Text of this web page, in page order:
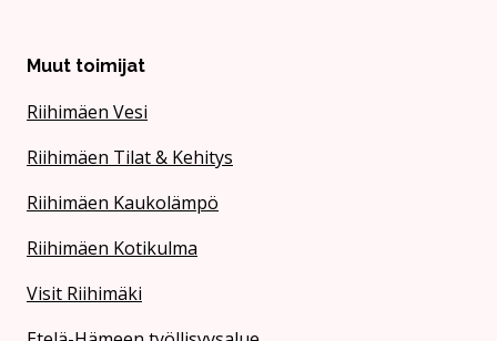
Muut toimijat
Riihimäen Vesi
Riihimäen Tilat & Kehitys
Riihimäen Kaukolämpö
Riihimäen Kotikulma
Visit Riihimäki